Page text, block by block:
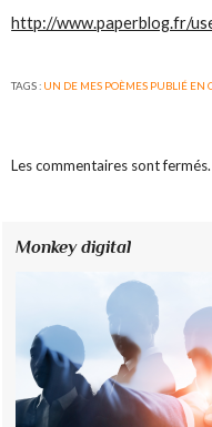
http://www.paperblog.fr/
TAGS : UN DE MES POÈMES PUBLIÉ EN
Les commentaires sont fermés.
Monkey digital